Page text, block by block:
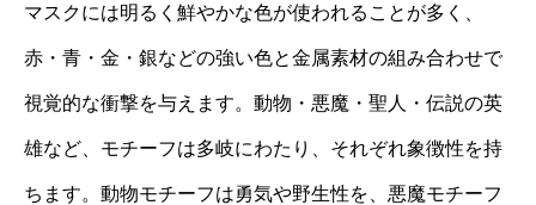
マスクには明るく鮮やかな色が使われることが多く、
赤・青・金・銀などの強い色と金属素材の組み合わせで
視覚的な衝撃を与えます。動物・悪魔・聖人・伝説の英
雄など、モチーフは多岐にわたり、それぞれ象徴性を持
ちます。動物モチーフは勇気や野生性を、悪魔モチーフ